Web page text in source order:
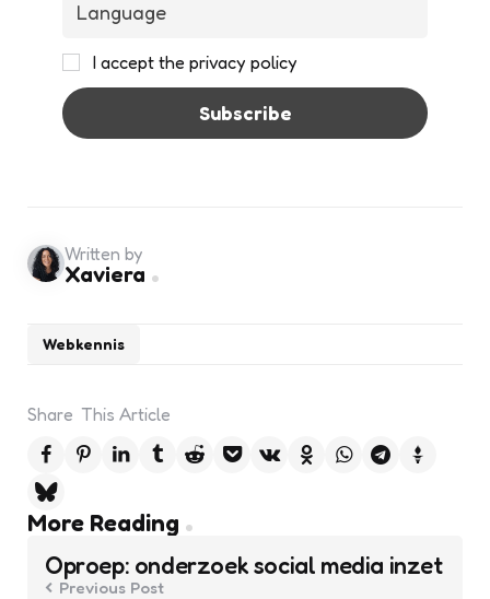
I accept the privacy policy
Webkennis
Written by
Xaviera
Share This Article
More Reading
Post
navigation
Oproep: onderzoek social media inzet
Previous Post